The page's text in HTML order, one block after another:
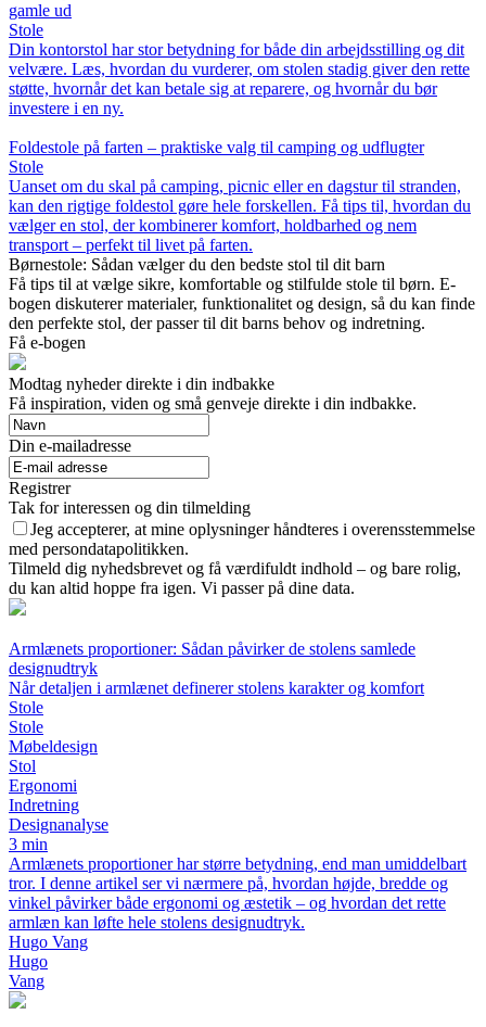
gamle ud
Stole
Din kontorstol har stor betydning for både din arbejdsstilling og dit
velvære. Læs, hvordan du vurderer, om stolen stadig giver den rette
støtte, hvornår det kan betale sig at reparere, og hvornår du bør
investere i en ny.
Foldestole på farten – praktiske valg til camping og udflugter
Stole
Uanset om du skal på camping, picnic eller en dagstur til stranden,
kan den rigtige foldestol gøre hele forskellen. Få tips til, hvordan du
vælger en stol, der kombinerer komfort, holdbarhed og nem
transport – perfekt til livet på farten.
Børnestole: Sådan vælger du den bedste stol til dit barn
Få tips til at vælge sikre, komfortable og stilfulde stole til børn. E-
bogen diskuterer materialer, funktionalitet og design, så du kan finde
den perfekte stol, der passer til dit barns behov og indretning.
Få e-bogen
Modtag nyheder direkte i din indbakke
Få inspiration, viden og små genveje direkte i din indbakke.
Din e-mailadresse
Registrer
Tak for interessen og din tilmelding
Jeg accepterer, at mine oplysninger håndteres i overensstemmelse
med persondatapolitikken.
Tilmeld dig nyhedsbrevet og få værdifuldt indhold – og bare rolig,
du kan altid hoppe fra igen. Vi passer på dine data.
Armlænets proportioner: Sådan påvirker de stolens samlede
designudtryk
Når detaljen i armlænet definerer stolens karakter og komfort
Stole
Stole
Møbeldesign
Stol
Ergonomi
Indretning
Designanalyse
3 min
Armlænets proportioner har større betydning, end man umiddelbart
tror. I denne artikel ser vi nærmere på, hvordan højde, bredde og
vinkel påvirker både ergonomi og æstetik – og hvordan det rette
armlæn kan løfte hele stolens designudtryk.
Hugo Vang
Hugo
Vang